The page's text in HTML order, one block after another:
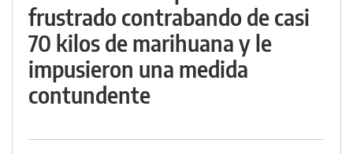
frustrado contrabando de casi
70 kilos de marihuana y le
impusieron una medida
contundente